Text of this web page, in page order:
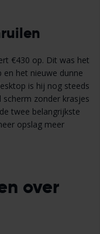
€430 op. Dit was het
en het nieuwe dunne
is hij nog steeds
scherm zonder krasjes
twee belangrijkste
opslag meer
over